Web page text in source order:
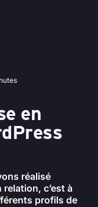
en
réalisé
c’est à
profils de